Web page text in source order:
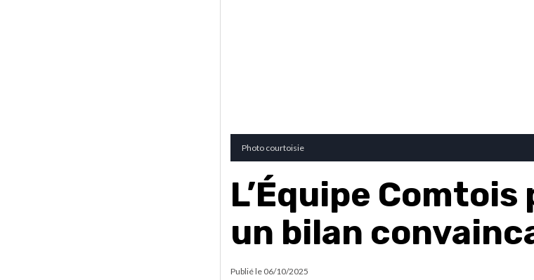
Photo courtoisie
L’Équipe
un bilan
Publié le 06/10/2025